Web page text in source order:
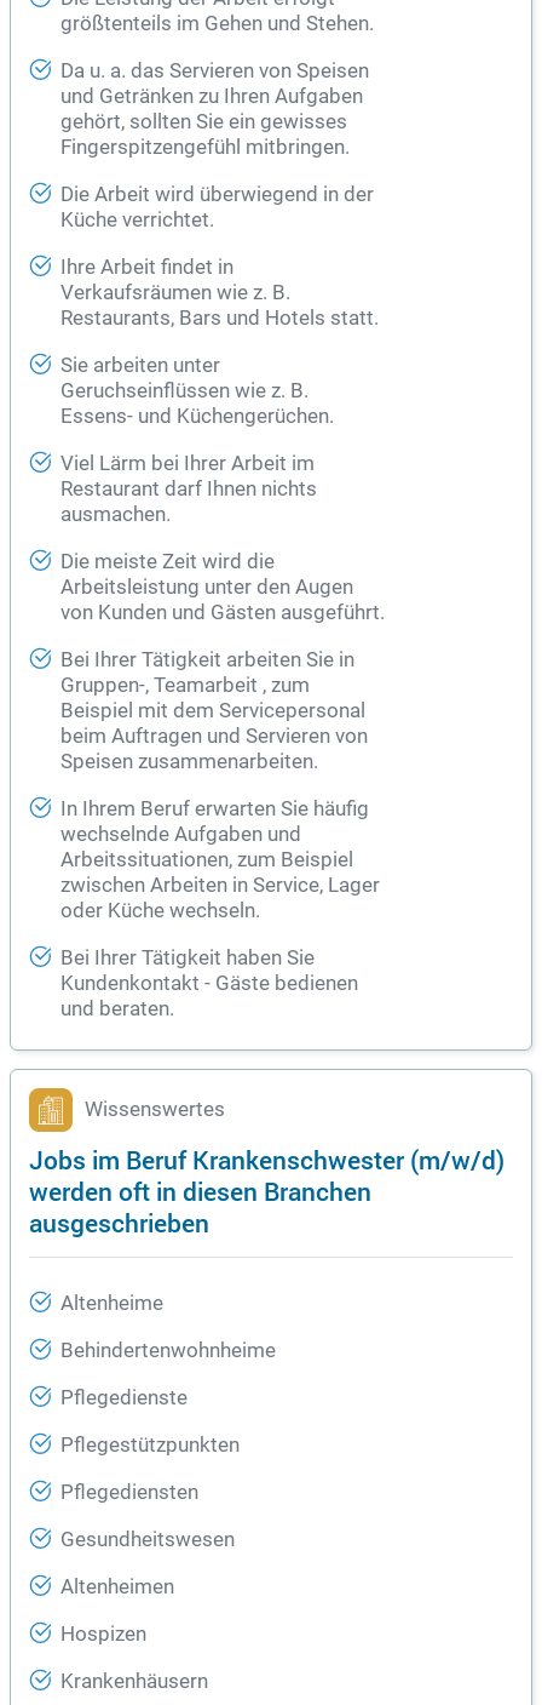
größtenteils im Gehen und Stehen.
Da u. a. das Servieren von Speisen
und Getränken zu Ihren Aufgaben
gehört, sollten Sie ein gewisses
Fingerspitzengefühl mitbringen.
Die Arbeit wird überwiegend in der
Küche verrichtet.
Ihre Arbeit findet in
Verkaufsräumen wie z. B.
Restaurants, Bars und Hotels statt.
Sie arbeiten unter
Geruchseinflüssen wie z. B.
Essens- und Küchengerüchen.
Viel Lärm bei Ihrer Arbeit im
Restaurant darf Ihnen nichts
ausmachen.
Die meiste Zeit wird die
Arbeitsleistung unter den Augen
von Kunden und Gästen ausgeführt.
Bei Ihrer Tätigkeit arbeiten Sie in
Gruppen-, Teamarbeit , zum
Beispiel mit dem Servicepersonal
beim Auftragen und Servieren von
Speisen zusammenarbeiten.
In Ihrem Beruf erwarten Sie häufig
wechselnde Aufgaben und
Arbeitssituationen, zum Beispiel
zwischen Arbeiten in Service, Lager
oder Küche wechseln.
Bei Ihrer Tätigkeit haben Sie
Kundenkontakt - Gäste bedienen
und beraten.
Wissenswertes
Jobs im Beruf Krankenschwester (m/w/d)
werden oft in diesen Branchen
ausgeschrieben
Altenheime
Behindertenwohnheime
Pflegedienste
Pflegestützpunkten
Pflegediensten
Gesundheitswesen
Altenheimen
Hospizen
Krankenhäusern